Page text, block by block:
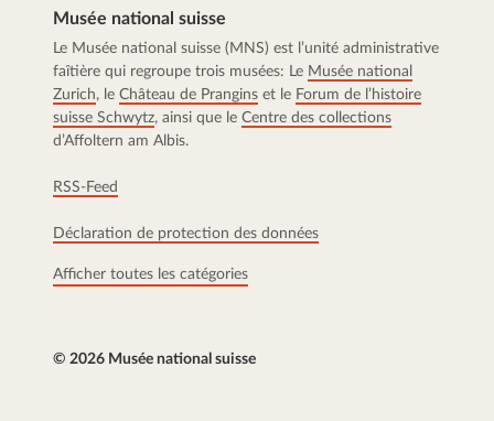
Musée national suisse
Le Musée national suisse (MNS) est l’unité administrative
faîtière qui regroupe trois musées: Le Musée national
Zurich, le Château de Prangins et le Forum de l’histoire
suisse Schwytz, ainsi que le Centre des collections
d’Affoltern am Albis.
RSS-Feed
Déclaration de protection des données
Afficher toutes les catégories
© 2026 Musée national suisse